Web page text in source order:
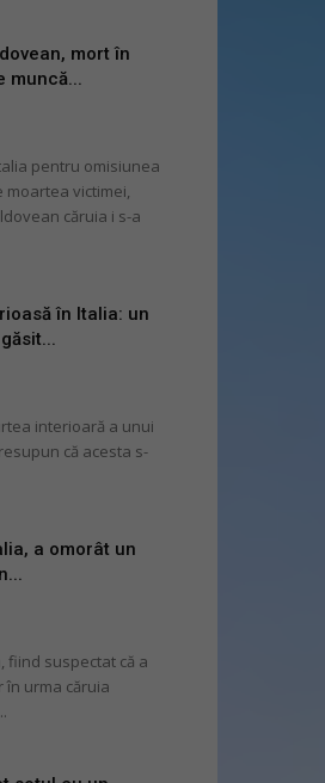
mort în
muncă...
pentru omisiunea
moartea victimei,
căruia i s-a
în Italia: un
interioară a unui
că acesta s-
a omorât un
fiind suspectat că a
în urma căruia